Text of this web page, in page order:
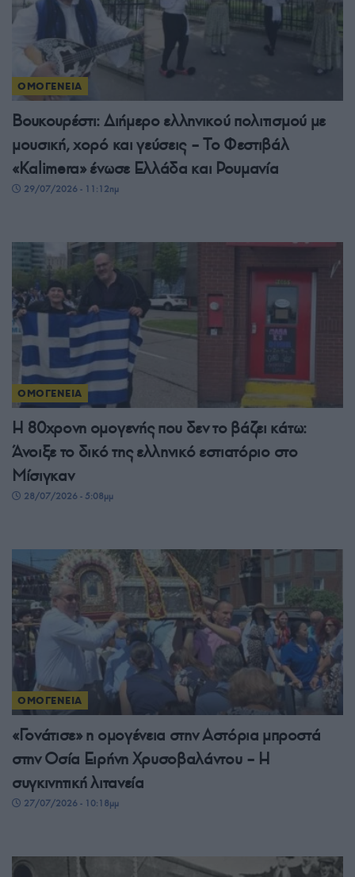
ΟΜΟΓΕΝΕΙΑ
Βουκουρέστι: Διήμερο ελληνικού πολιτισμού με
μουσική, χορό και γεύσεις – Το Φεστιβάλ
«Kalimera» ένωσε Ελλάδα και Ρουμανία
29/07/2026 - 11:12πμ
ΟΜΟΓΕΝΕΙΑ
Η 80χρονη ομογενής που δεν το βάζει κάτω:
Άνοιξε το δικό της ελληνικό εστιατόριο στο
Μίσιγκαν
28/07/2026 - 5:08μμ
ΟΜΟΓΕΝΕΙΑ
«Γονάτισε» η ομογένεια στην Αστόρια μπροστά
στην Οσία Ειρήνη Χρυσοβαλάντου – Η
συγκινητική λιτανεία
27/07/2026 - 10:18μμ